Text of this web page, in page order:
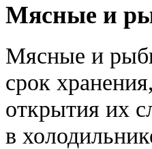
Мясные и
Мясные и
срок
открытия их
в